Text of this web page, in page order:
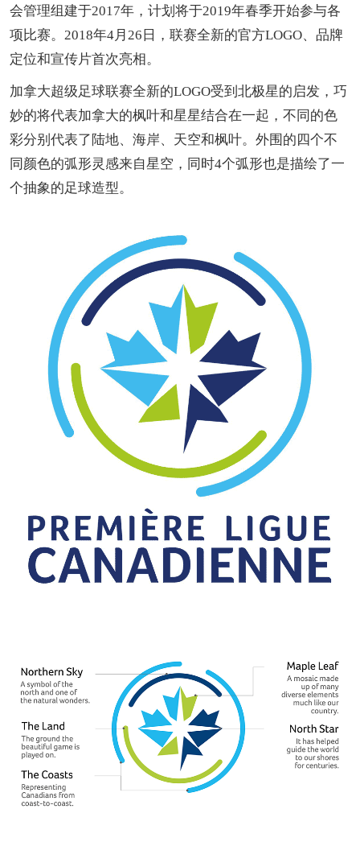
会管理组建于2017年，计划将于2019年春季开始参与各
项比赛。2018年4月26日，联赛全新的官方LOGO、品牌
定位和宣传片首次亮相。
加拿大超级足球联赛全新的LOGO受到北极星的启发，巧
妙的将代表加拿大的枫叶和星星结合在一起，不同的色
彩分别代表了陆地、海岸、天空和枫叶。外围的四个不
同颜色的弧形灵感来自星空，同时4个弧形也是描绘了一
个抽象的足球造型。